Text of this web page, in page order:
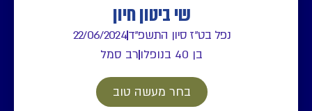
שי ביטון חיון
נפל בט"ז סיון התשפ"ד22/06/2024
בן 40 בנופלו
רב סמל
בחר מעשה טוב